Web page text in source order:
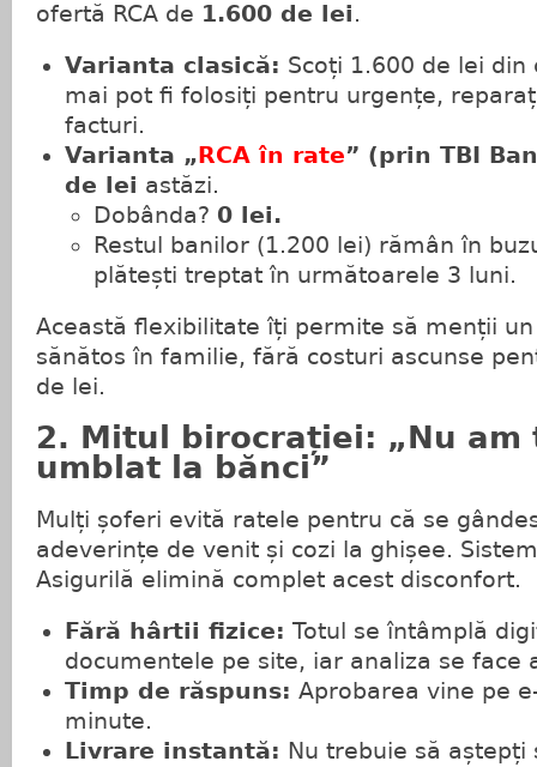
ofertă RCA de 1.600 de lei.
Varianta clasică: Scoți 1.600 de lei din
mai pot fi folosiți pentru urgențe,
facturi.
Varianta „ RCA în rate” (prin TBI
de lei astăzi.
Dobânda? 0 lei.
Restul banilor (1.200 lei) rămân în
plătești treptat în următoarele 3 luni.
Această flexibilitate îți permite să menții
sănătos în familie, fără costuri ascunse
de lei.
2. Mitul birocrației: „Nu am
umblat la bănci”
Mulți șoferi evită ratele pentru că se
adeverințe de venit și cozi la ghișee.
Asigurilă elimină complet acest disconfort.
Fără hârtii fizice: Totul se întâmplă
documentele pe site, iar analiza se face
Timp de răspuns: Aprobarea vine pe
minute.
Livrare instantă: Nu trebuie să